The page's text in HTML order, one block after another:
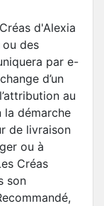
d'Alexia
ou des
par e-
d’un
au
la démarche
de livraison
ou à
Créas
son